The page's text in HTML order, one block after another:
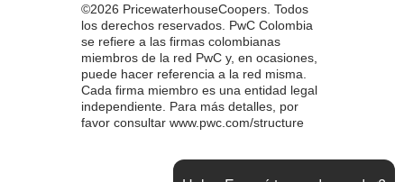
©2026 PricewaterhouseCoopers. Todos
los derechos reservados. PwC Colombia
se refiere a las firmas colombianas
miembros de la red PwC y, en ocasiones,
puede hacer referencia a la red misma.
Cada firma miembro es una entidad legal
independiente. Para más detalles, por
favor consultar www.pwc.com/structure